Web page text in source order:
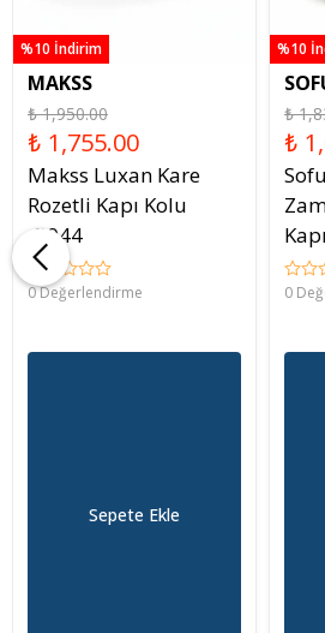
%10 İndirim
MAKSS
₺ 1,950.00
₺ 1,755.00
Makss Luxan Kare
Rozetli Kapı Kolu
-5044
0 Değerlendirme
Sepete Ekle
%10
₺
₺
0